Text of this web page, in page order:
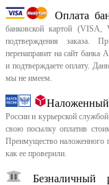
Оплата
банковской картой (VISA,
подтверждения заказа.
перенаправит на сайт банка
и подтверждаете оплату.
мы не имеем.
России и курьерской
свою посылку оплатив
Преимущество наложенного
как ее проверили.
Безналичный